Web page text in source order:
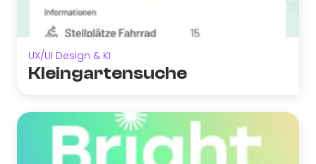
UX/UI Design & KI
Kleingartensuche